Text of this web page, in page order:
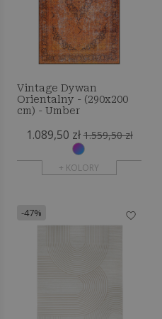
Vintage Dywan
Orientalny - (290x200
cm) - Umber
1.089,50 zł 1.559,50 zł
+ KOLORY
-47%